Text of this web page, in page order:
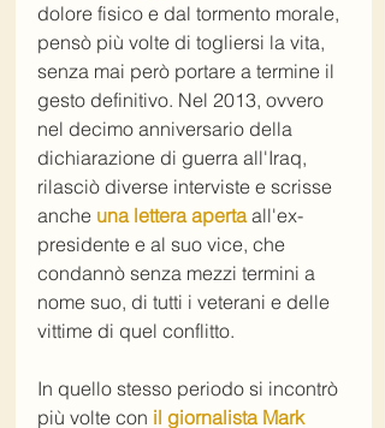
dolore fisico e dal tormento morale,
pensò più volte di togliersi la vita,
senza mai però portare a termine il
gesto definitivo. Nel 2013, ovvero
nel decimo anniversario della
dichiarazione di guerra all'Iraq,
rilasciò diverse interviste e scrisse
anche una lettera aperta all'ex-
presidente e al suo vice, che
condannò senza mezzi termini a
nome suo, di tutti i veterani e delle
vittime di quel conflitto.
In quello stesso periodo si incontrò
più volte con il giornalista Mark